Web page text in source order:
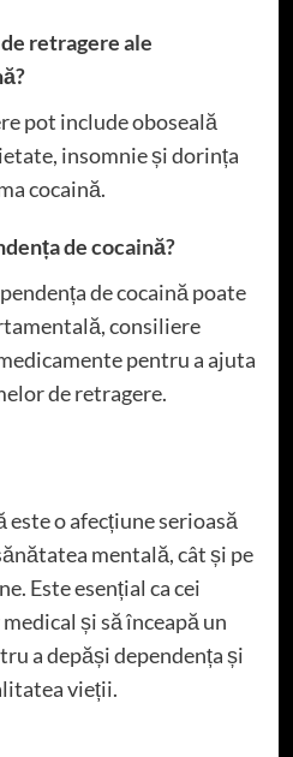
retragere ale
pot include oboseală
insomnie și dorința
cocaină.
de cocaină?
de cocaină poate
consiliere
pentru a ajuta
de retragere.
este o afecțiune serioasă
mentală, cât și pe
Este esențial ca cei
și să înceapă un
a depăși dependența și
vieții.